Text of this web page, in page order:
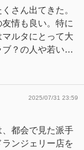
さん出てきた。
情も良い。特に
ルタにとって大
ブ？の人や若い…
2025/07/31 23:59
都会で見た派手
ンジェリー店を